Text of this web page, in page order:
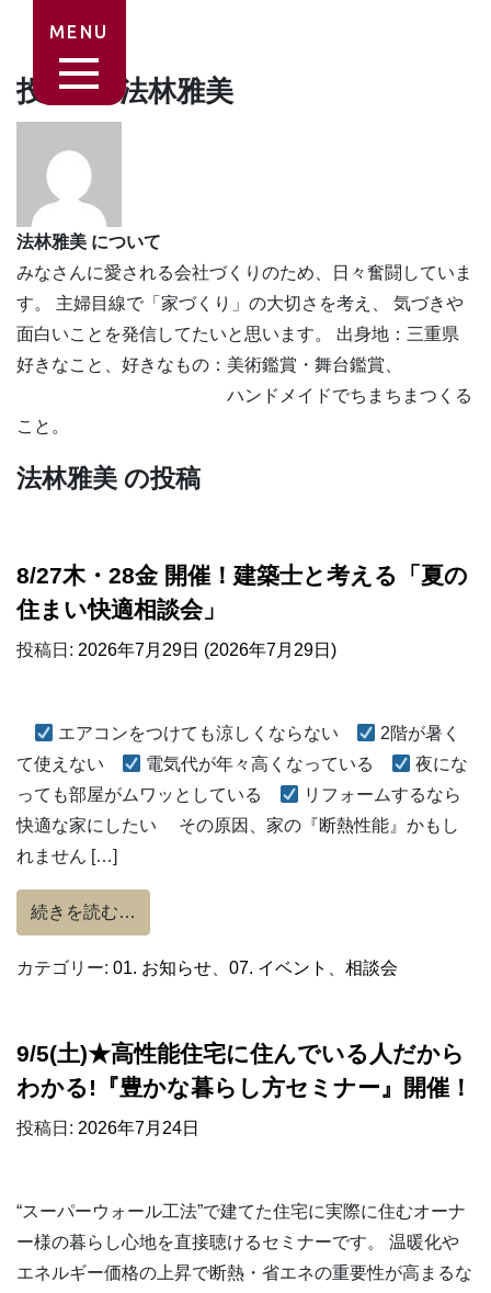
MENU
投稿者: 法林雅美
法林雅美 について
みなさんに愛される会社づくりのため、日々奮闘していま
す。 主婦目線で「家づくり」の大切さを考え、 気づきや
面白いことを発信してたいと思います。 出身地：三重県
好きなこと、好きなもの：美術鑑賞・舞台鑑賞、
ハンドメイドでちまちまつくる
こと。
法林雅美 の投稿
8/27木・28金 開催！建築士と考える「夏の
住まい快適相談会」
投稿日: 2026年7月29日 (2026年7月29日)
エアコンをつけても涼しくならない
2階が暑く
て使えない
電気代が年々高くなっている
夜にな
っても部屋がムワッとしている
リフォームするなら
快適な家にしたい その原因、家の『断熱性能』かもし
れません […]
続きを読む…
カテゴリー: 01. お知らせ 07. イベント 相談会
9/5(土)★高性能住宅に住んでいる人だから
わかる!『豊かな暮らし方セミナー』開催！
投稿日: 2026年7月24日
“スーパーウォール工法”で建てた住宅に実際に住むオーナ
ー様の暮らし心地を直接聴けるセミナーです。 温暖化や
エネルギー価格の上昇で断熱・省エネの重要性が高まるな